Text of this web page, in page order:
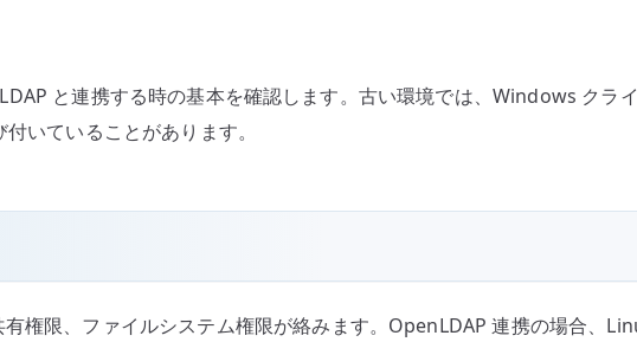
と連携する時の基本を確認します。古い環境では、Windows クラ
いていることがあります。
権限、ファイルシステム権限が絡みます。OpenLDAP 連携の場合、